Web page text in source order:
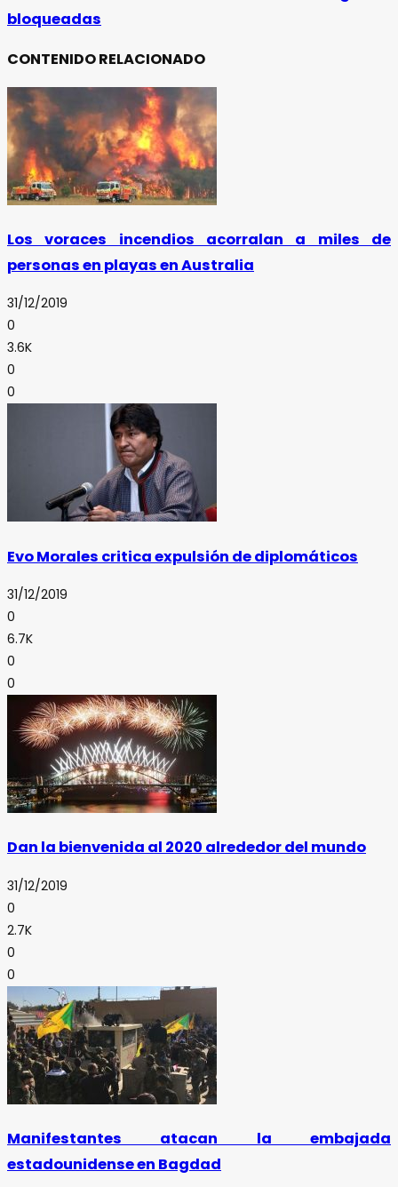
bloqueadas
CONTENIDO RELACIONADO
Los voraces incendios acorralan a miles de
personas en playas en Australia
31/12/2019
0
3.6K
0
0
Evo Morales critica expulsión de diplomáticos
31/12/2019
0
6.7K
0
0
Dan la bienvenida al 2020 alrededor del mundo
31/12/2019
0
2.7K
0
0
Manifestantes atacan la embajada
estadounidense en Bagdad